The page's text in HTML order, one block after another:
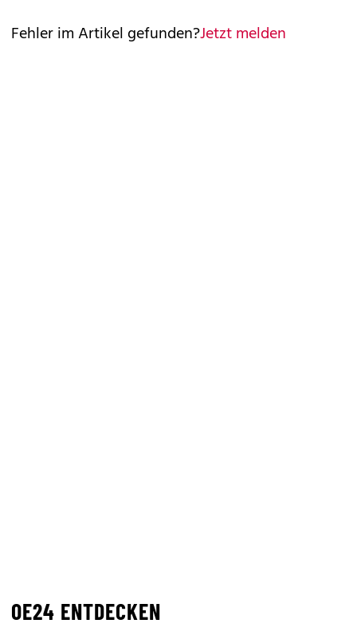
Fehler im Artikel gefunden?Jetzt melden
OE24 ENTDECKEN